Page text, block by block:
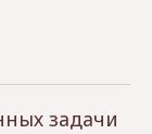
задачи